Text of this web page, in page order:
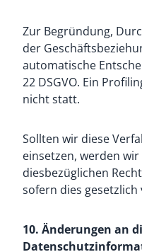
Zur Begründung,
der
automatische
22 DSGVO. Ein
nicht statt.
Sollten wir diese
einsetzen, werden
diesbezüglichen
sofern dies gesetzlich
10. Änderungen an